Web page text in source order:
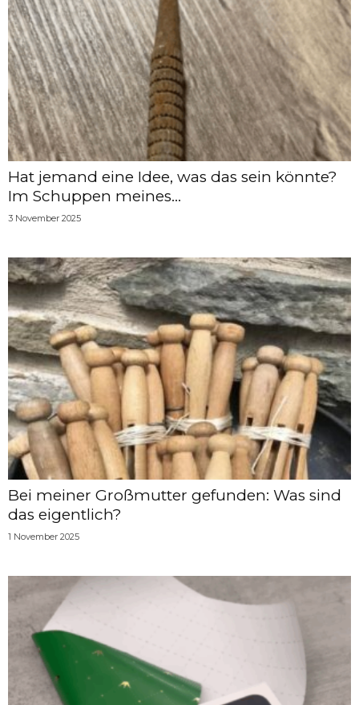
Hat jemand eine Idee, was das sein könnte?
Im Schuppen meines...
3 November 2025
Bei meiner Großmutter gefunden: Was sind
das eigentlich?
1 November 2025